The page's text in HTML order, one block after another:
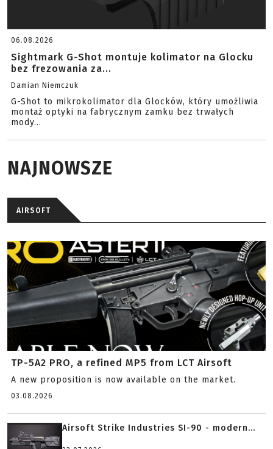
06.08.2026
Sightmark G-Shot montuje kolimator na Glocku
bez frezowania za...
Damian Niemczuk
G-Shot to mikrokolimator dla Glocków, który umożliwia
montaż optyki na fabrycznym zamku bez trwałych
mody...
NAJNOWSZE
AIRSOFT
TP-5A2 PRO, a refined MP5 from LCT Airsoft
A new proposition is now available on the market.
03.08.2026
Airsoft Strike Industries SI-90 - modern...